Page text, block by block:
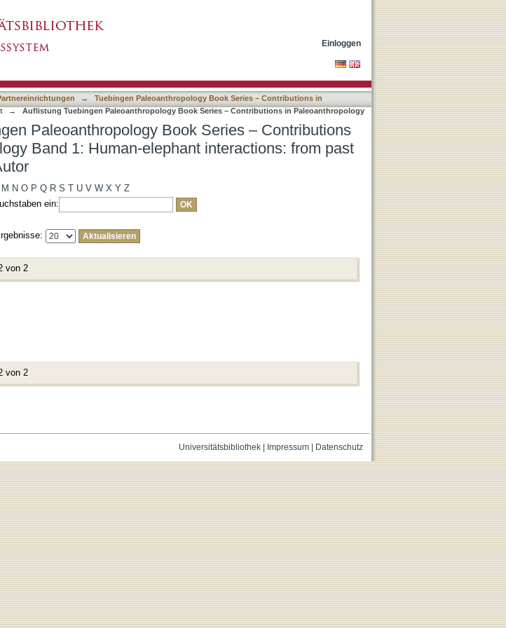
nach Autor
Einloggen
→
Tuebingen Paleoanthropology Book Series – Contributions in
→
Auflistung Tuebingen Paleoanthropology Book Series – Contributions in Paleoanthropology
Paleoanthropology Book Series – Contributions
Band 1: Human-elephant interactions: from past
M N O P Q R S T U V W X Y Z
ein:
von 2
von 2
Universitätsbibliothek| Impressum| Datenschutz